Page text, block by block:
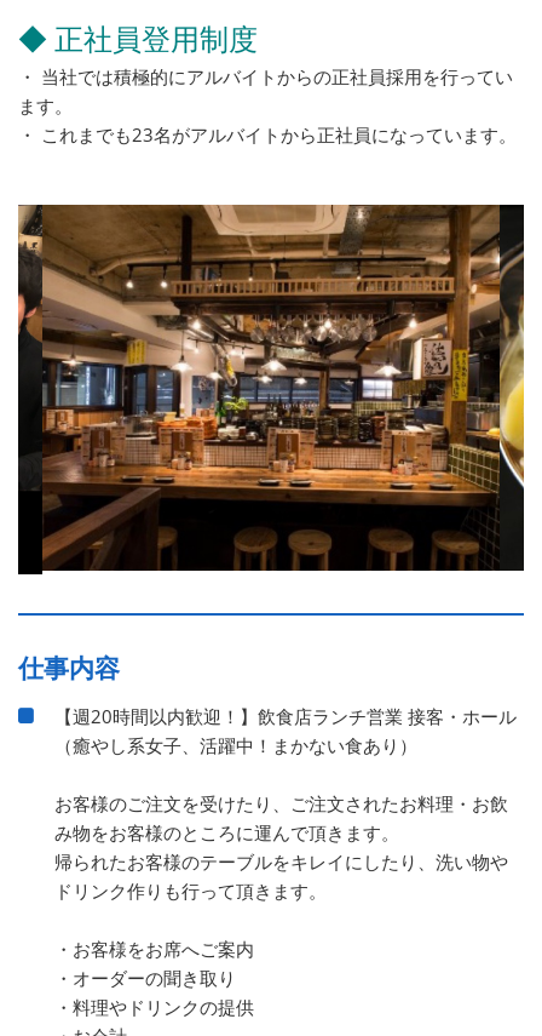
◆ 正社員登用制度
・ 当社では積極的にアルバイトからの正社員採用を行ってい
ます。
・ これまでも23名がアルバイトから正社員になっています。
仕事内容
【週20時間以内歓迎！】飲食店ランチ営業 接客・ホール
（癒やし系女子、活躍中！まかない食あり）
お客様のご注文を受けたり、ご注文されたお料理・お飲
み物をお客様のところに運んで頂きます。
帰られたお客様のテーブルをキレイにしたり、洗い物や
ドリンク作りも行って頂きます。
・お客様をお席へご案内
・オーダーの聞き取り
・料理やドリンクの提供